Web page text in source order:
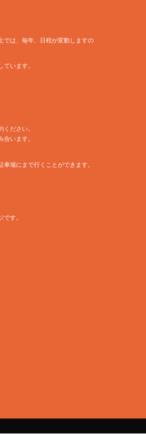
では、毎年、日程が変動しますの
います。
ださい。
います。
場にまで行くことができます。
す。